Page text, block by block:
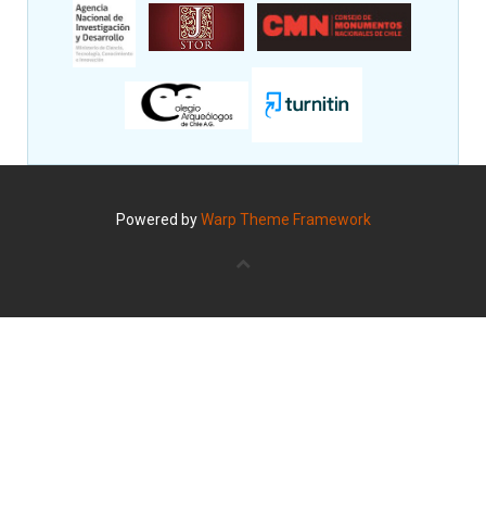
Powered byWarp Theme Framework